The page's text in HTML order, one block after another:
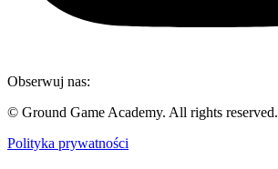
Obserwuj nas:
© Ground Game Academy. All rights reserved.
Polityka prywatności